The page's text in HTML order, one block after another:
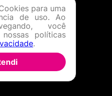
para uma
de uso. Ao
você
políticas
.